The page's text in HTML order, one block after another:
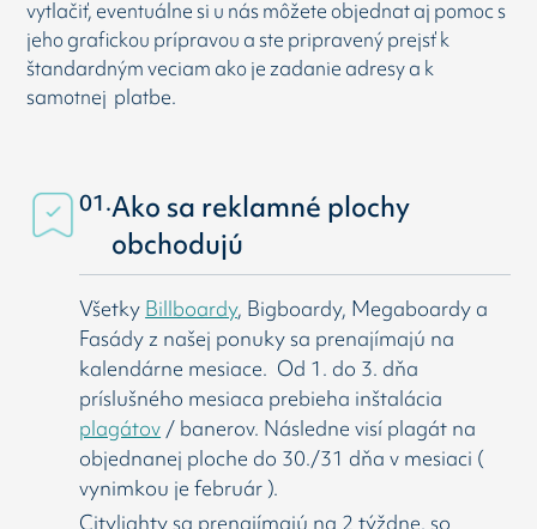
vytlačiť, eventuálne si u nás môžete objednat aj pomoc s
jeho grafickou prípravou a ste pripravený prejsť k
štandardným veciam ako je zadanie adresy a k
samotnej platbe.
01.Ako sa reklamné plochy
obchodujú
Všetky Billboardy, Bigboardy, Megaboardy a
Fasády z našej ponuky sa prenajímajú na
kalendárne mesiace. Od 1. do 3. dňa
príslušného mesiaca prebieha inštalácia
plagátov / banerov. Následne visí plagát na
objednanej ploche do 30./31 dňa v mesiaci (
vynimkou je február ).
Citylighty sa prenajímajú na 2 týždne, so